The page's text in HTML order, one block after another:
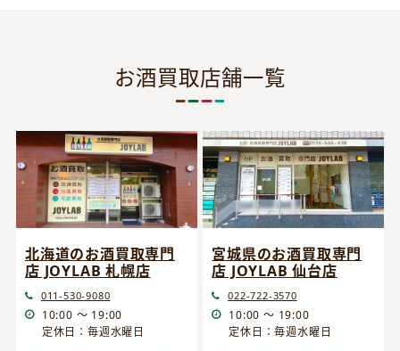
お酒買取店舗一覧
北海道のお酒買取専門
店 JOYLAB 札幌店
011-530-9080
10:00 ～ 19:00
定休日：毎週水曜日
宮城県のお酒買取専門
店 JOYLAB 仙台店
022-722-3570
10:00 ～ 19:00
定休日：毎週水曜日